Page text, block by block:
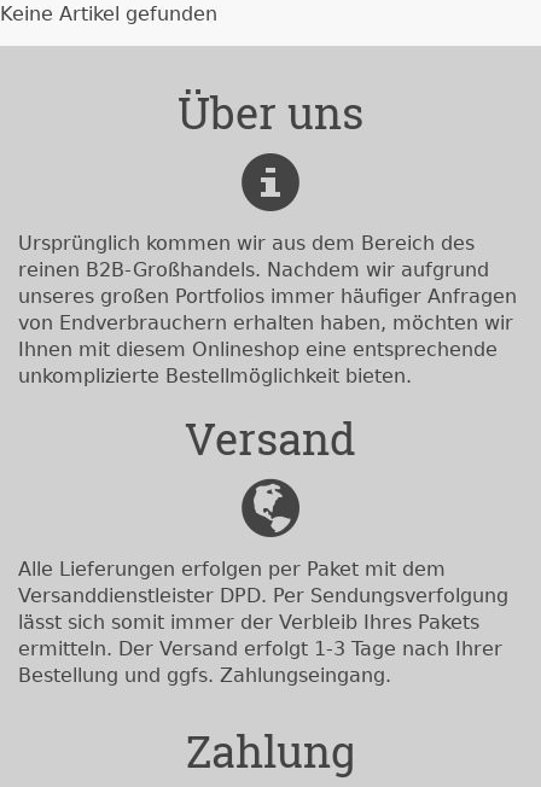
Keine Artikel gefunden
Über uns
Ursprünglich kommen wir aus dem Bereich des
reinen B2B-Großhandels. Nachdem wir aufgrund
unseres großen Portfolios immer häufiger Anfragen
von Endverbrauchern erhalten haben, möchten wir
Ihnen mit diesem Onlineshop eine entsprechende
unkomplizierte Bestellmöglichkeit bieten.
Versand
Alle Lieferungen erfolgen per Paket mit dem
Versanddienstleister DPD. Per Sendungsverfolgung
lässt sich somit immer der Verbleib Ihres Pakets
ermitteln. Der Versand erfolgt 1-3 Tage nach Ihrer
Bestellung und ggfs. Zahlungseingang.
Zahlung